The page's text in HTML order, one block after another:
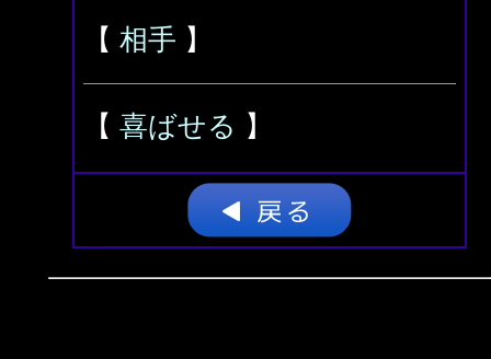
【 相手 】
【 喜ばせる 】